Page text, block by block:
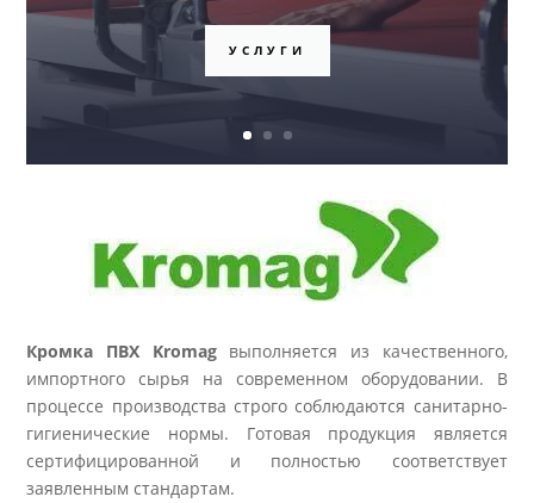
Кромка ПВХ Kromagвыполняется из качественного,
импортного сырья на современном оборудовании. В
процессе производства строго соблюдаются санитарно-
гигиенические нормы. Готовая продукция является
сертифицированной и полностью соответствует
заявленным стандартам.